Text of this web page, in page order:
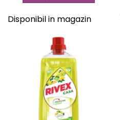
Disponibil in magazin